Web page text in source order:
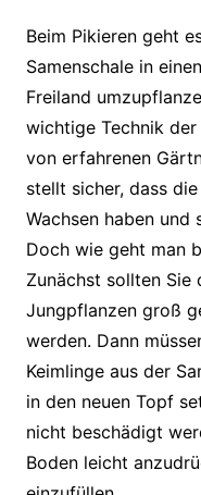
Beim Pikieren geht
Samenschale in
Freiland
wichtige Technik
von erfahrenen
stellt sicher, dass
Wachsen haben und
Doch wie geht man
Zunächst sollten Sie
Jungpflanzen groß
werden. Dann
Keimlinge aus der
in den neuen Topf
nicht beschädigt
Boden leicht